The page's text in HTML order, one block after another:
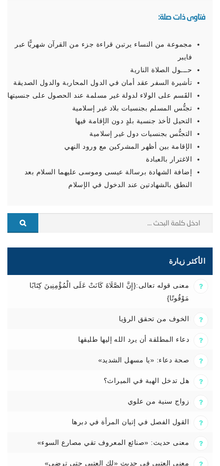
فتاوى ذات صلة:
مجموعة من النساء يرتبن قراءة جزء من القرآن شهريًّا عبر
فايبر
حـــول الصلاة النارية
تأشيرة السفر عقد أمان في الدول المحاربة والدول الصديقة
القَسم على الولاء لدولة غير مسلمة عند الحصول على جنسيتها
تجنُّس المسلم بجنسيات بلاد غير إسلامية
التحيل لأخذ جنسية بلدٍ دون الإقامة فيها
التجنُّس بجنسيات دول غير إسلامية
الإقامة بين أظهر المشركين مع ورود النهي
الاغترار بالعبادة
إضافة الشهادة برسالة عيسى وموسى عليهما السلام بعد
النطق بالشهادتين عند الدخول في الإسلام
الأكثر زيارة
معنى قوله تعالى:{إِنَّ الصَّلَاةَ كَانَتْ عَلَى الْمُؤْمِنِينَ كِتَابًا
مَوْقُوتًا}
الخوف من تحقق الرؤيا
دعاء المطلقة أن يرد الله إليها طليقها
صحة دعاء: «يا مسهل الشديد»
هل تدخل الهبة في الميراث؟
زواج سنية من علوي
القول الفصل في إتيان المرأة في دبرها
معنى حديث: «صنائع المعروف تقي مصارع السوء»
معنى العتبى في حديث «لك العتبى حتى ترضى»